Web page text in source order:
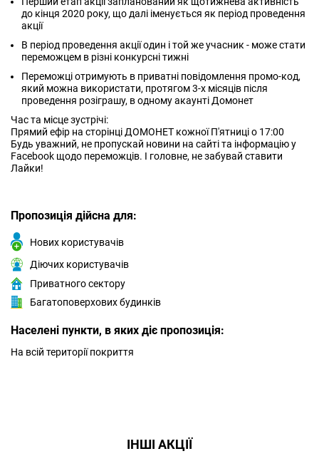
до кінця 2020 року, що далі іменується як період проведення
акції
В період проведення акції один і той же учасник - може стати
переможцем в різні конкурсні тижні
Переможці отримують в приватні повідомлення промо-код,
який можна використати, протягом 3-х місяців після
проведення розіграшу, в одному акаунті Домонет
Час та місце зустрічі:
Прямий ефір на сторінці ДОМОНЕТ кожної П'ятниці о 17:00
Будь уважний, не пропускай новини на сайті та інформацію у
Facebook щодо переможців. І головне, не забувай ставити
Лайки!
Пропозиція дійсна для:
Нових користувачів
Діючих користувачів
Приватного сектору
Багатоповерхових будинків
Населені пункти, в яких діє пропозиція:
На всій території покриття
ІНШІ АКЦІЇ